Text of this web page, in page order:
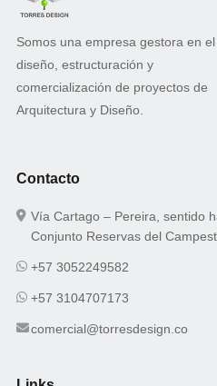
Somos una empresa gestora en el
diseño, estructuración y
comercialización de proyectos de
Arquitectura y Diseño.
Contacto
Vía Cartago – Pereira, sentido
Conjunto Reservas del
+57 3052249582
+57 3104707173
comercial@torresdesign.co